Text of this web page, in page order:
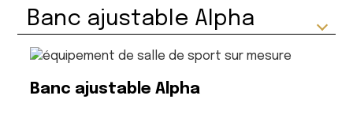
Banc ajustable Alpha
Banc ajustable Alpha